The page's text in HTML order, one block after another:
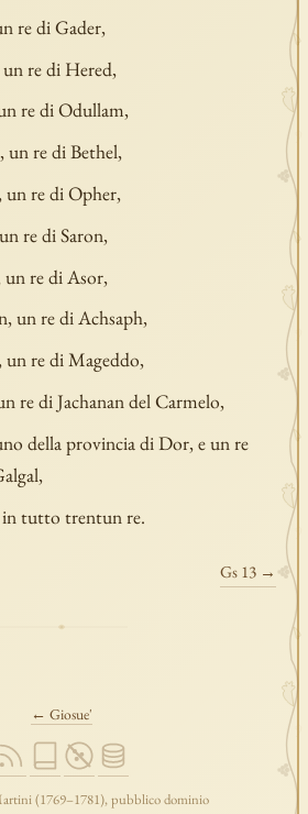
re di Gader,
re di Hered,
re di Odullam,
un re di Bethel,
un re di Opher,
re di Saron,
re di Asor,
un re di Achsaph,
re di Mageddo,
re di Jachanan del Carmelo,
della provincia di Dor, e un re
tutto trentun re.
Gs 13 →
← Giosue'
(1769–1781), pubblico dominio